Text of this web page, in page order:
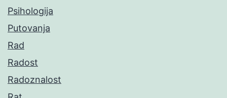
Psihologija
Putovanja
Rad
Radost
Radoznalost